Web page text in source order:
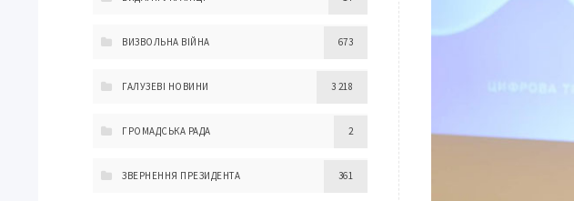
ВИЗВОЛЬНА ВІЙНА 673
ГАЛУЗЕВІ НОВИНИ 3 218
ГРОМАДСЬКА РАДА 2
ЗВЕРНЕННЯ ПРЕЗИДЕНТА 361